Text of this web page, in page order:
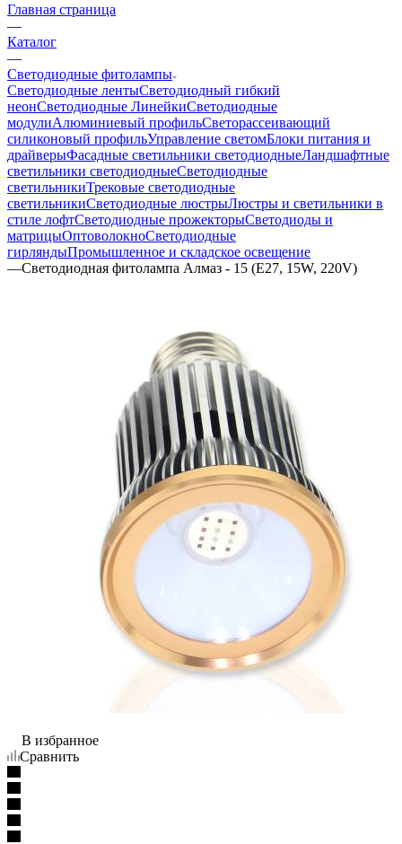
Главная страница
—
Каталог
—
Светодиодные фитолампы
Светодиодные лентыСветодиодный гибкий
неонСветодиодные ЛинейкиСветодиодные
модулиАлюминиевый профильСветорассеивающий
силиконовый профильУправление светомБлоки питания и
драйверыФасадные светильники светодиодныеЛандшафтные
светильники светодиодныеСветодиодные
светильникиТрековые светодиодные
светильникиСветодиодные люстрыЛюстры и светильники в
стиле лофтСветодиодные прожекторыСветодиоды и
матрицыОптоволокноСветодиодные
гирляндыПромышленное и складское освещение
—Светодиодная фитолампа Алмаз - 15 (E27, 15W, 220V)
В избранное
Сравнить